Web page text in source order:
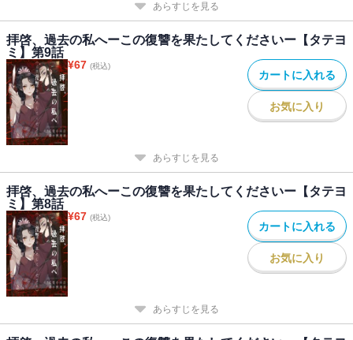
あらすじを見る
拝啓、過去の私へーこの復讐を果たしてくださいー【タテヨ
ミ】第9話
¥67 (税込)
カートに入れる
お気に入り
あらすじを見る
拝啓、過去の私へーこの復讐を果たしてくださいー【タテヨ
ミ】第8話
¥67 (税込)
カートに入れる
お気に入り
あらすじを見る